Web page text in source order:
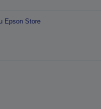
Epson Store